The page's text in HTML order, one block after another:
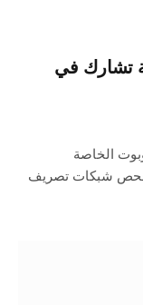
تشارك في
الخاصة
فحص شبكات تصريف